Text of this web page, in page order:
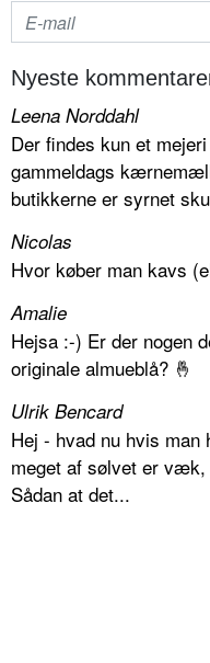
Nyeste
Leena Norddahl
Der findes kun et
gammeldags
butikkerne er syrnet
Nicolas
Hvor køber man kavs
Amalie
Hejsa :-) Er der nogen
originale almueblå? 🤞
Ulrik Bencard
Hej - hvad nu hvis
meget af sølvet er væk,
Sådan at det...